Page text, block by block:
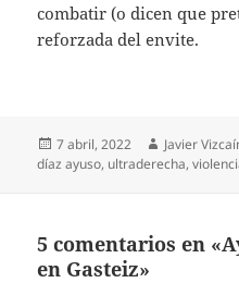
combatir (o dicen que
reforzada del envite.
Publicado
el
7 abril, 2022 Autor
Javier
díaz ayuso, ultraderecha,
5 comentarios en
en Gasteiz»